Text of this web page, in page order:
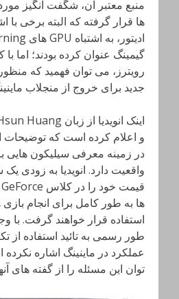
منبع معتبر آن، شگفت انگیز
ها قرار گرفته که البته برخی با
گیمینگ عنوان کرده بودند؛ اما
جدید برای خروج از منجلاب
و اعلام کرده است که توضیحات
در زمینه معرفی سیلیکون هایی
ها به طور کامل برای انجام
استفاده قرار خواهند گرفت. با
طور رسمی به تائید استفاده
عملکرد در ماینینگ اشاره
توان این مسئله را از گفته های